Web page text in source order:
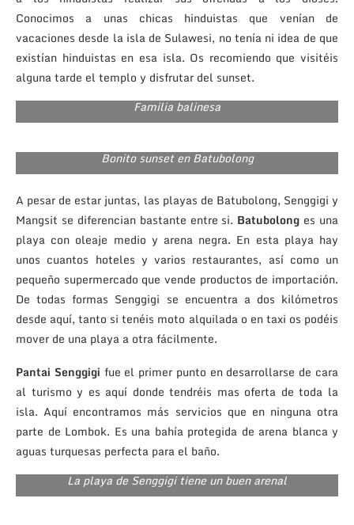
Conocimos a unas chicas hinduistas que venían de
vacaciones desde la isla de Sulawesi, no tenía ni idea de que
existían hinduistas en esa isla. Os recomiendo que visitéis
alguna tarde el templo y disfrutar del sunset.
Familia balinesa
Bonito sunset en Batubolong
A pesar de estar juntas, las playas de Batubolong, Senggigi y
Mangsit se diferencian bastante entre si. Batubolong es una
playa con oleaje medio y arena negra. En esta playa hay
unos cuantos hoteles y varios restaurantes, así como un
pequeño supermercado que vende productos de importación.
De todas formas Senggigi se encuentra a dos kilómetros
desde aquí, tanto si tenéis moto alquilada o en taxi os podéis
mover de una playa a otra fácilmente.
Pantai Senggigi fue el primer punto en desarrollarse de cara
al turismo y es aquí donde tendréis mas oferta de toda la
isla. Aquí encontramos más servicios que en ninguna otra
parte de Lombok. Es una bahía protegida de arena blanca y
aguas turquesas perfecta para el baño.
La playa de Senggigi tiene un buen arenal